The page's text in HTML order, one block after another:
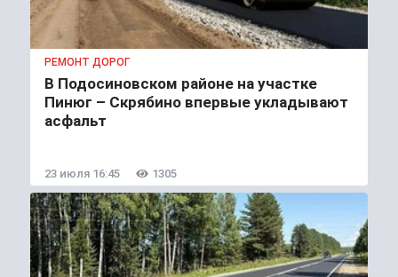
РЕМОНТ ДОРОГ
В Подосиновском районе на участке
Пинюг – Скрябино впервые укладывают
асфальт
23 июля 16:45 1305